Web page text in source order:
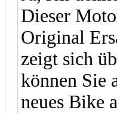
Dieser
Original
zeigt sich
können Sie
neues Bike